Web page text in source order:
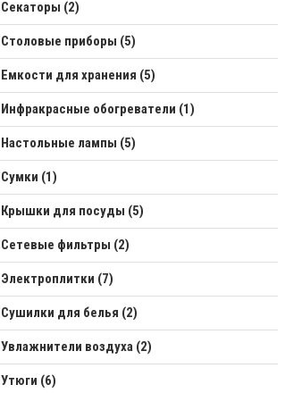
Секаторы (2)
Столовые приборы (5)
Емкости для хранения (5)
Инфракрасные обогреватели (1)
Настольные лампы (5)
Сумки (1)
Крышки для посуды (5)
Сетевые фильтры (2)
Электроплитки (7)
Сушилки для белья (2)
Увлажнители воздуха (2)
Утюги (6)